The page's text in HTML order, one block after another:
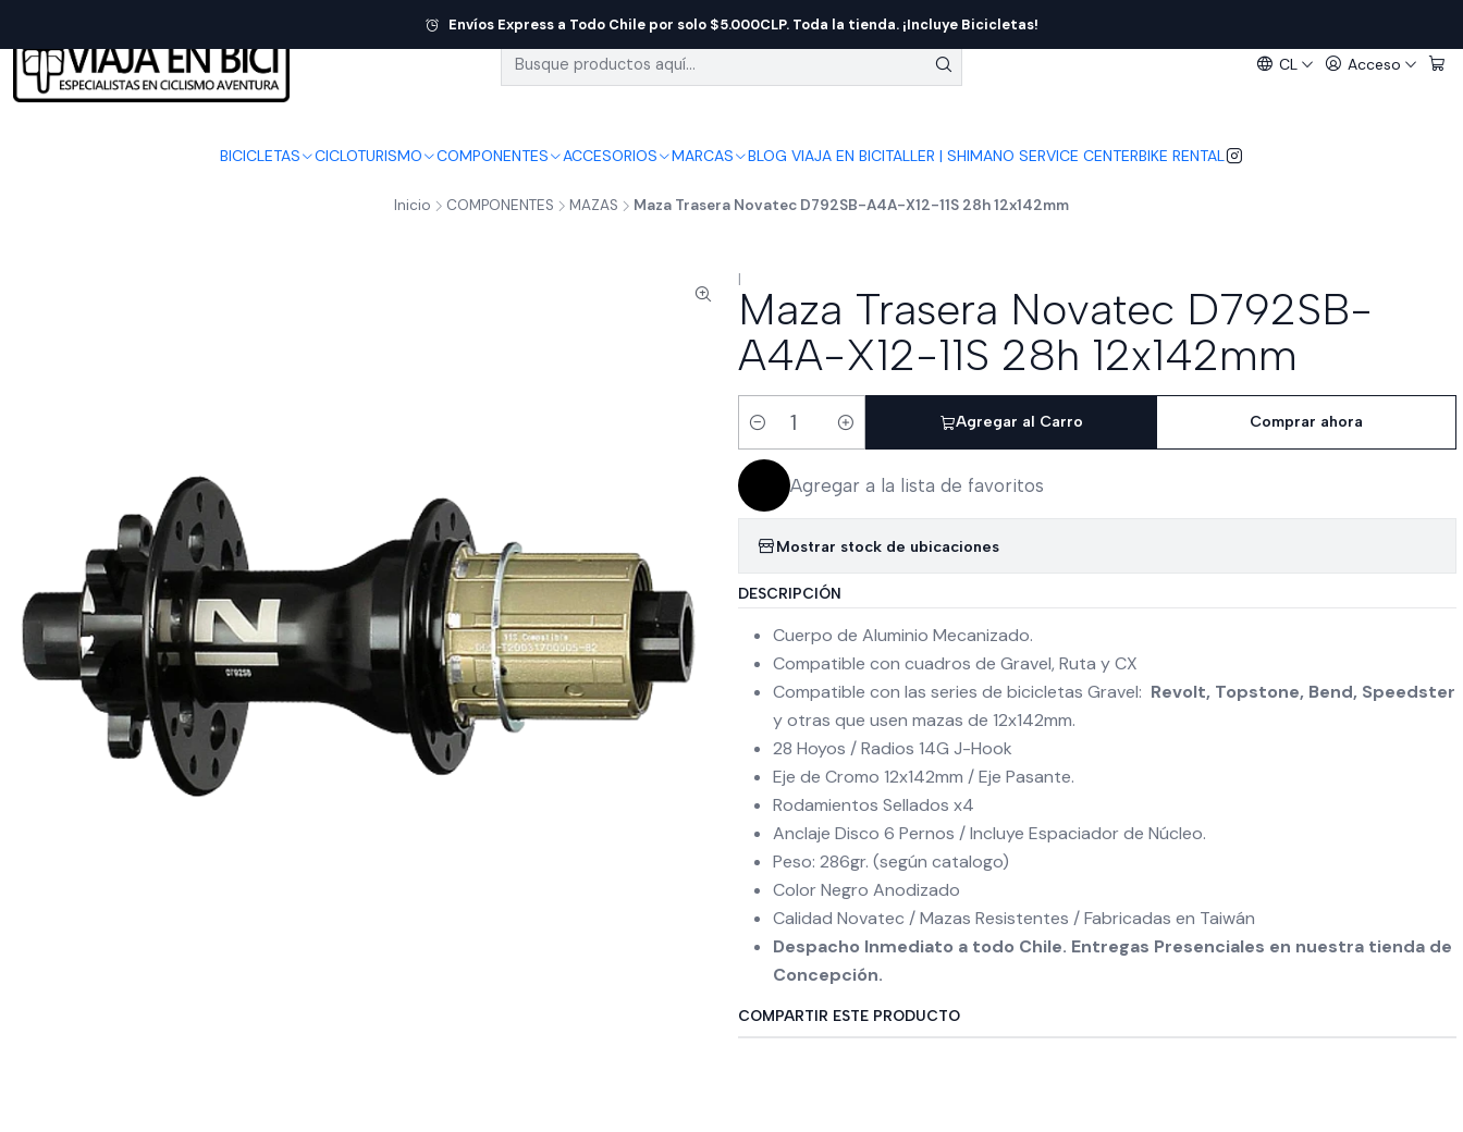
CL Acceso
BICICLETAS CICLOTURISMO COMPONENTES ACCESORIOS MARCAS BLOG VIAJA EN BICITALLER | SHIMANO SERVICE CENTERBIKE RENTAL
Envíos Express a Todo Chile por solo $5.000CLP. Toda la tienda. ¡Incluye Bicicletas!
Inicio COMPONENTES MAZAS Maza Trasera Novatec D792SB-A4A-X12-11S 28h 12x142mm
|
Maza Trasera Novatec D792SB-
A4A-X12-11S 28h 12x142mm
Cantidad
Agregar al Carro Comprar ahora
Agregar a la lista de favoritos
Mostrar stock de ubicaciones
DESCRIPCIÓN
Cuerpo de Aluminio Mecanizado.
Compatible con cuadros de Gravel, Ruta y CX
Compatible con las series de bicicletas Gravel: Revolt, Topstone, Bend, Speedster
y otras que usen mazas de 12x142mm.
28 Hoyos / Radios 14G J-Hook
Eje de Cromo 12x142mm / Eje Pasante.
Rodamientos Sellados x4
Anclaje Disco 6 Pernos / Incluye Espaciador de Núcleo.
Peso: 286gr. (según catalogo)
Color Negro Anodizado
Calidad Novatec / Mazas Resistentes / Fabricadas en Taiwán
Despacho Inmediato a todo Chile. Entregas Presenciales en nuestra tienda de
Concepción.
COMPARTIR ESTE PRODUCTO